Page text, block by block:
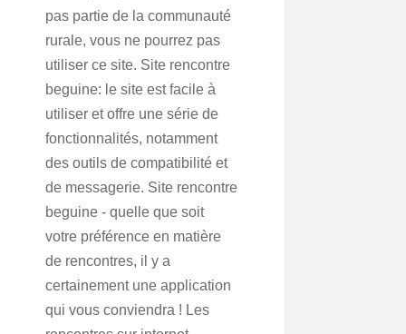
pas partie de la communauté
rurale, vous ne pourrez pas
utiliser ce site. Site rencontre
beguine: le site est facile à
utiliser et offre une série de
fonctionnalités, notamment
des outils de compatibilité et
de messagerie. Site rencontre
beguine - quelle que soit
votre préférence en matière
de rencontres, il y a
certainement une application
qui vous conviendra ! Les